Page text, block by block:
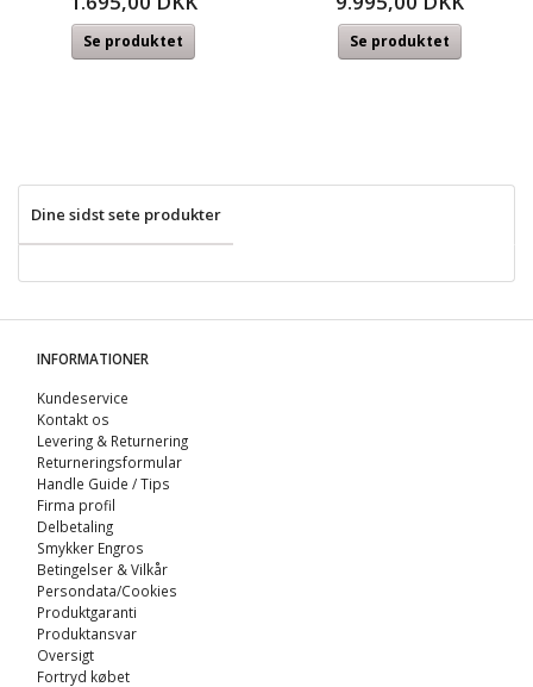
Se produktet Se produktet
Dine sidst sete produkter
INFORMATIONER
Kundeservice
Kontakt os
Levering & Returnering
Returneringsformular
Handle Guide / Tips
Firma profil
Delbetaling
Smykker Engros
Betingelser & Vilkår
Persondata/Cookies
Produktgaranti
Produktansvar
Oversigt
Fortryd købet